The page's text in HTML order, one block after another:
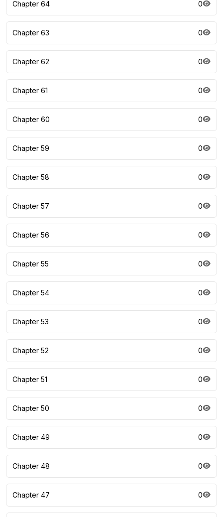
Chapter 64 0
Chapter 63 0
Chapter 62 0
Chapter 61 0
Chapter 60 0
Chapter 59 0
Chapter 58 0
Chapter 57 0
Chapter 56 0
Chapter 55 0
Chapter 54 0
Chapter 53 0
Chapter 52 0
Chapter 51 0
Chapter 50 0
Chapter 49 0
Chapter 48 0
Chapter 47 0